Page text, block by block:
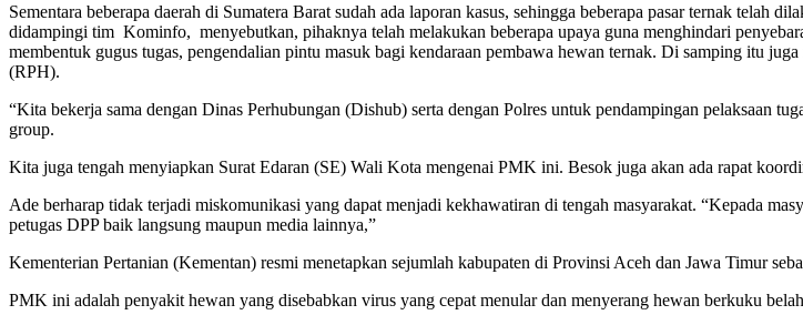
Sementara beberapa daerah di Sumatera Barat sudah ada laporan kasus, sehingga beberapa pasar ternak
didampingi tim Kominfo, menyebutkan, pihaknya telah melakukan beberapa upaya guna menghindari
membentuk gugus tugas, pengendalian pintu masuk bagi kendaraan pembawa hewan ternak. Di samping itu
(RPH).
“Kita bekerja sama dengan Dinas Perhubungan (Dishub) serta dengan Polres untuk pendampingan pelaksaan
group.
Kita juga tengah menyiapkan Surat Edaran (SE) Wali Kota mengenai PMK ini. Besok juga akan ada rapat
Ade berharap tidak terjadi miskomunikasi yang dapat menjadi kekhawatiran di tengah masyarakat. “Kepada
petugas DPP baik langsung maupun media lainnya,”
Kementerian Pertanian (Kementan) resmi menetapkan sejumlah kabupaten di Provinsi Aceh dan Jawa Timur
PMK ini adalah penyakit hewan yang disebabkan virus yang cepat menular dan menyerang hewan berkuku